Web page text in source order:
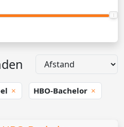
HBO-Bachelor